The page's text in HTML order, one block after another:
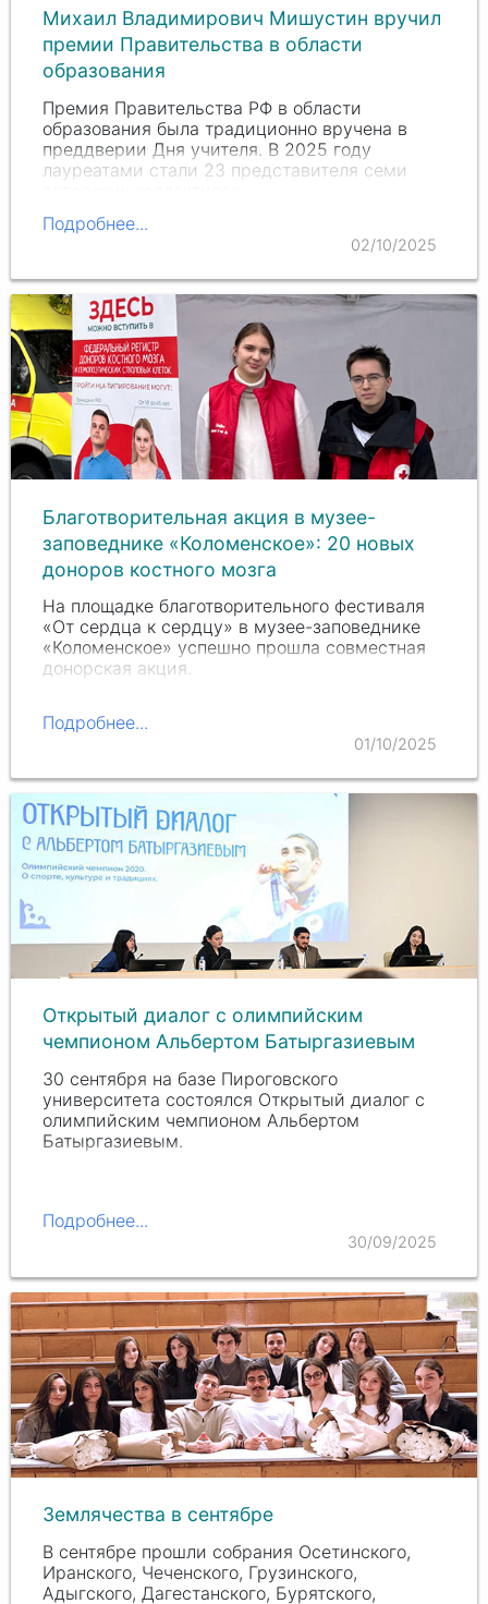
Михаил Владимирович Мишустин вручил
премии Правительства в области
образования
Премия Правительства РФ в области
образования была традиционно вручена в
преддверии Дня учителя. В 2025 году
лауреатами стали 23 представителя семи
Подробнее...
02/10/2025
Благотворительная акция в музее-
заповеднике «Коломенское»: 20 новых
доноров костного мозга
На площадке благотворительного фестиваля
«От сердца к сердцу» в музее-заповеднике
«Коломенское» успешно прошла совместная
донорская акция.
Подробнее...
01/10/2025
Открытый диалог с олимпийским
чемпионом Альбертом Батыргазиевым
30 сентября на базе Пироговского
университета состоялся Открытый диалог с
олимпийским чемпионом Альбертом
Батыргазиевым.
Подробнее...
30/09/2025
Землячества в сентябре
В сентябре прошли собрания Осетинского,
Иранского, Чеченского, Грузинского,
Адыгского, Дагестанского, Бурятского,